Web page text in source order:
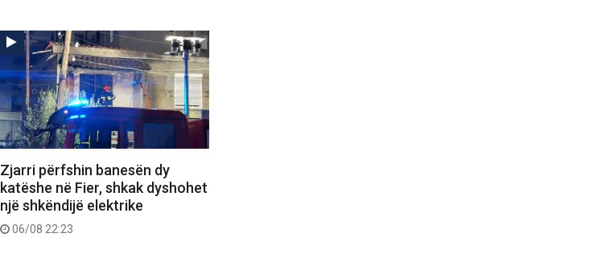
Zjarri përfshin banesën dy
katëshe në Fier, shkak dyshohet
një shkëndijë elektrike
06/08 22:23